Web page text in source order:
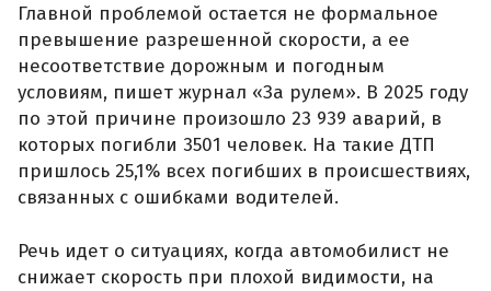
Главной проблемой остается не формальное
превышение разрешенной скорости, а ее
несоответствие дорожным и погодным
условиям, пишет журнал «За рулем». В 2025 году
по этой причине произошло 23 939 аварий, в
которых погибли 3501 человек. На такие ДТП
пришлось 25,1% всех погибших в происшествиях,
связанных с ошибками водителей.
Речь идет о ситуациях, когда автомобилист не
снижает скорость при плохой видимости, на